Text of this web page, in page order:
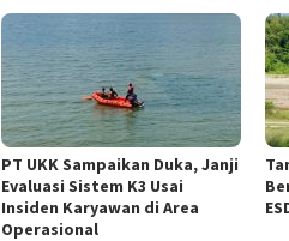
PT UKK Sampaikan Duka, Janji
Evaluasi Sistem K3 Usai
Insiden Karyawan di Area
Operasional